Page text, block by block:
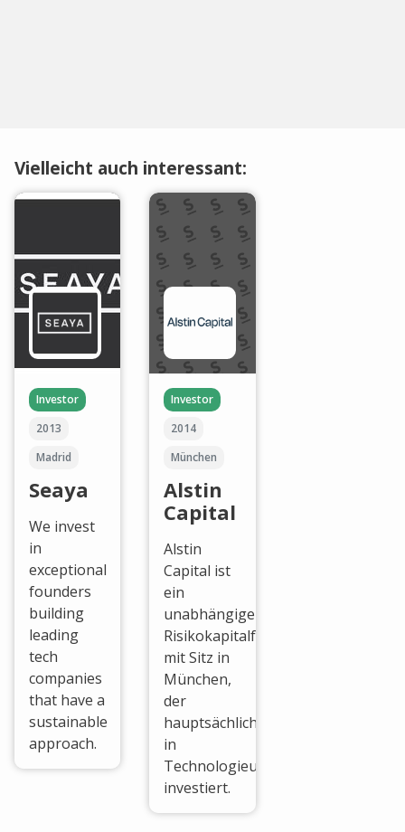
Vielleicht auch interessant:
Investor
2013
Madrid
Seaya
We invest
in
exceptional
founders
building
leading
tech
companies
that have a
sustainable
approach.
Investor
2014
München
Alstin
Capital
Alstin
Capital ist
ein
unabhängiger
Risikokapitalfonds
mit Sitz in
München,
der
hauptsächlich
in
Technologieunternehmen
investiert.